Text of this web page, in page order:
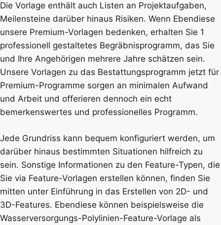
Die Vorlage enthält auch Listen an Projektaufgaben,
Meilensteine darüber hinaus Risiken. Wenn Ebendiese
unsere Premium-Vorlagen bedenken, erhalten Sie 1
professionell gestaltetes Begräbnisprogramm, das Sie
und Ihre Angehörigen mehrere Jahre schätzen sein.
Unsere Vorlagen zu das Bestattungsprogramm jetzt für
Premium-Programme sorgen an minimalen Aufwand
und Arbeit und offerieren dennoch ein echt
bemerkenswertes und professionelles Programm.
Jede Grundriss kann bequem konfiguriert werden, um
darüber hinaus bestimmten Situationen hilfreich zu
sein. Sonstige Informationen zu den Feature-Typen, die
Sie via Feature-Vorlagen erstellen können, finden Sie
mitten unter Einführung in das Erstellen von 2D- und
3D-Features. Ebendiese können beispielsweise die
Wasserversorgungs-Polylinien-Feature-Vorlage als